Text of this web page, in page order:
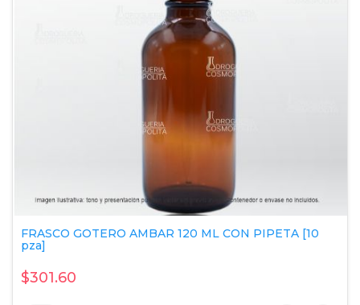
FRASCO GOTERO AMBAR 120 ML CON PIPETA [10
pza]
$301.60